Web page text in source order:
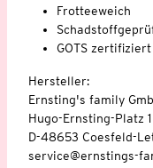
Frotteeweich
GOTS zertifiziert
Hersteller:
Ernsting's family
Hugo-Ernsting-Platz 1
D-48653 Coesfeld-
service@ernstings-